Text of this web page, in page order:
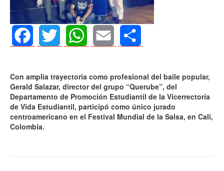
Con amplia trayectoria como profesional del baile popular,
Gerald Salazar, director del grupo “Querube”, del
Departamento de Promoción Estudiantil de la Vicerrectoría
de Vida Estudiantil, participó como único jurado
centroamericano en el Festival Mundial de la Salsa, en Cali,
Colombia.